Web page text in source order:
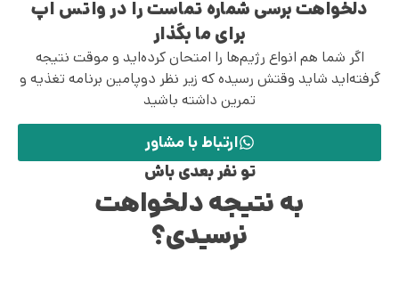
دلخواهت برسی شماره تماست را در واتس اپ
برای ما بگذار
اگر شما هم انواع رژیم‌ها را امتحان کرده‌اید و موقت نتیجه
گرفته‌اید شاید وقتش رسیده که زیر نظر دوپامین برنامه تغذیه و
تمرین داشته باشید
ارتباط با مشاور
تو نفر بعدی باش
به نتیجه دلخواهت
نرسیدی؟